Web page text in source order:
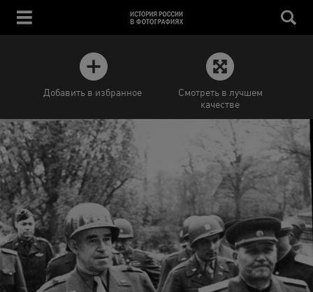
Добавить в избранное
Смотреть в лучшем
качестве